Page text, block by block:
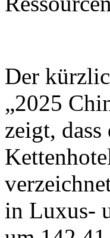
Der
„2025
zeigt,
in Luxus-